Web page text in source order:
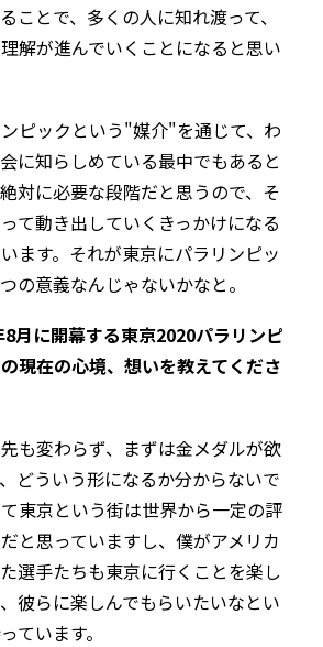
ことで、多くの人に知れ渡って、
解が進んでいくことになると思い
ピックという"媒介"を通じて、わ
に知らしめている最中でもあると
対に必要な段階だと思うので、そ
て動き出していくきっかけになる
ます。それが東京にパラリンピッ
の意義なんじゃないかなと。
月に開幕する東京2020パラリンピ
現在の心境、想いを教えてくださ
も変わらず、まずは金メダルが欲
どういう形になるか分からないで
東京という街は世界から一定の評
と思っていますし、僕がアメリカ
選手たちも東京に行くことを楽し
彼らに楽しんでもらいたいなとい
ています。